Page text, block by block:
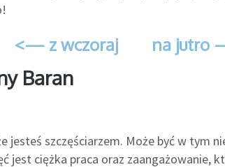
<— z wczoraj na jutro
Baran
jesteś szczęściarzem. Może być w tym
jest ciężka praca oraz zaangażowanie,